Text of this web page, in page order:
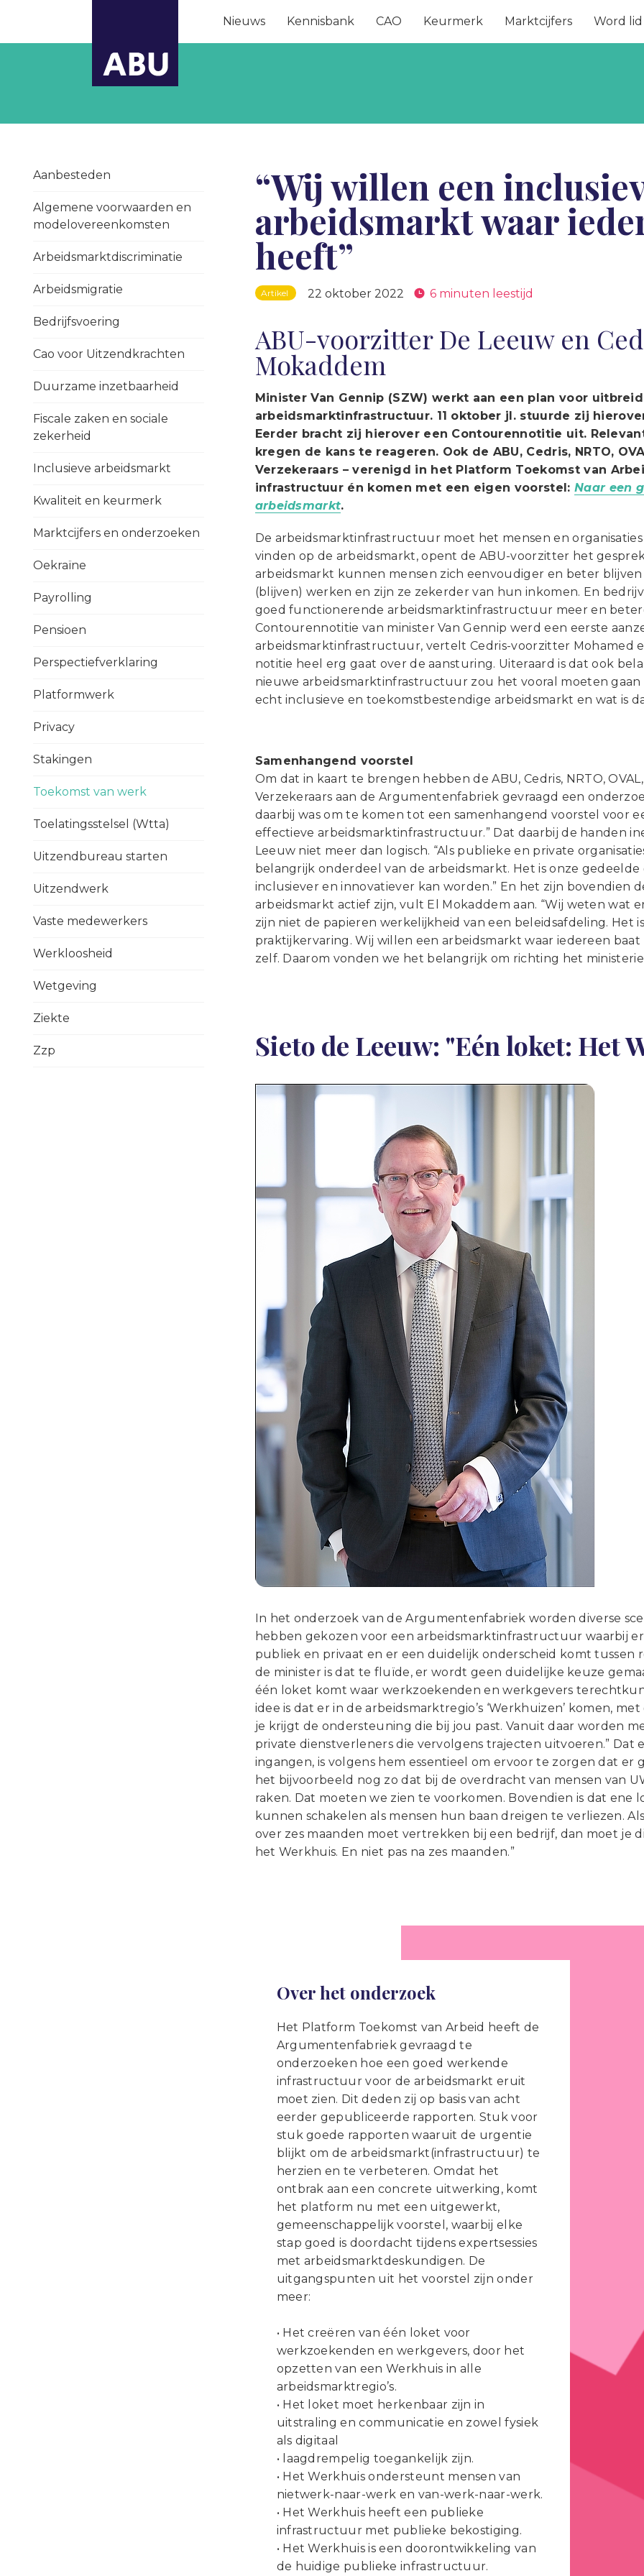
Nieuws Kennisbank CAO Keurmerk Marktcijfers Word lid
Aanbesteden
Algemene voorwaarden en
modelovereenkomsten
Arbeidsmarktdiscriminatie
Arbeidsmigratie
Bedrijfsvoering
Cao voor Uitzendkrachten
Duurzame inzetbaarheid
Fiscale zaken en sociale
zekerheid
Inclusieve arbeidsmarkt
Kwaliteit en keurmerk
Marktcijfers en onderzoeken
Oekraïne
Payrolling
Pensioen
Perspectiefverklaring
Platformwerk
Privacy
Stakingen
Toekomst van werk
Toelatingsstelsel (Wtta)
Uitzendbureau starten
Uitzendwerk
Vaste medewerkers
Werkloosheid
Wetgeving
Ziekte
Zzp
“Wij willen een
arbeidsmarkt waar
heeft”
Artikel 22 oktober 2022 6 minuten leestijd
ABU-voorzitter De Leeuw en
Mokaddem
Minister Van Gennip (SZW) werkt aan een plan voor
arbeidsmarktinfrastructuur. 11 oktober jl. stuurde zij
Eerder bracht zij hierover een Contourennotitie uit.
kregen de kans te reageren. Ook de ABU, Cedris, NRTO,
Verzekeraars – verenigd in het Platform Toekomst van
infrastructuur én komen met een eigen voorstel: Naar een
arbeidsmarkt.
De arbeidsmarktinfrastructuur moet het mensen en
vinden op de arbeidsmarkt, opent de ABU-voorzitter het
arbeidsmarkt kunnen mensen zich eenvoudiger en beter
(blijven) werken en zijn ze zekerder van hun inkomen. En
goed functionerende arbeidsmarktinfrastructuur meer en
Contourennotitie van minister Van Gennip werd een eerste
arbeidsmarktinfrastructuur, vertelt Cedris-voorzitter Mohamed
notitie heel erg gaat over de aansturing. Uiteraard is dat ook
nieuwe arbeidsmarktinfrastructuur zou het vooral moeten
echt inclusieve en toekomstbestendige arbeidsmarkt en wat is
Samenhangend voorstel
Om dat in kaart te brengen hebben de ABU, Cedris, NRTO,
Verzekeraars aan de Argumentenfabriek gevraagd een
daarbij was om te komen tot een samenhangend voorstel voor
effectieve arbeidsmarktinfrastructuur.” Dat daarbij de handen
Leeuw niet meer dan logisch. “Als publieke en private
belangrijk onderdeel van de arbeidsmarkt. Het is onze
inclusiever en innovatiever kan worden.” En het zijn bovendien
arbeidsmarkt actief zijn, vult El Mokaddem aan. “Wij weten wat
zijn niet de papieren werkelijkheid van een beleidsafdeling. Het
praktijkervaring. Wij willen een arbeidsmarkt waar iedereen
zelf. Daarom vonden we het belangrijk om richting het
Sieto de Leeuw: "Eén loket: Het
In het onderzoek van de Argumentenfabriek worden diverse
hebben gekozen voor een arbeidsmarktinfrastructuur waarbij
publiek en privaat en er een duidelijk onderscheid komt tussen
de minister is dat te fluïde, er wordt geen duidelijke keuze
één loket komt waar werkzoekenden en werkgevers
idee is dat er in de arbeidsmarktregio’s ‘Werkhuizen’ komen,
je krijgt de ondersteuning die bij jou past. Vanuit daar worden
private dienstverleners die vervolgens trajecten uitvoeren.” Dat
ingangen, is volgens hem essentieel om ervoor te zorgen dat er
het bijvoorbeeld nog zo dat bij de overdracht van mensen van
raken. Dat moeten we zien te voorkomen. Bovendien is dat ene
kunnen schakelen als mensen hun baan dreigen te verliezen.
over zes maanden moet vertrekken bij een bedrijf, dan moet je
het Werkhuis. En niet pas na zes maanden.”
Over het onderzoek
Het Platform Toekomst van Arbeid heeft de
Argumentenfabriek gevraagd te
onderzoeken hoe een goed werkende
infrastructuur voor de arbeidsmarkt eruit
moet zien. Dit deden zij op basis van acht
eerder gepubliceerde rapporten. Stuk voor
stuk goede rapporten waaruit de urgentie
blijkt om de arbeidsmarkt(infrastructuur) te
herzien en te verbeteren. Omdat het
ontbrak aan een concrete uitwerking, komt
het platform nu met een uitgewerkt,
gemeenschappelijk voorstel, waarbij elke
stap goed is doordacht tijdens expertsessies
met arbeidsmarktdeskundigen. De
uitgangspunten uit het voorstel zijn onder
meer:
• Het creëren van één loket voor
werkzoekenden en werkgevers, door het
opzetten van een Werkhuis in alle
arbeidsmarktregio’s.
• Het loket moet herkenbaar zijn in
uitstraling en communicatie en zowel fysiek
als digitaal
• laagdrempelig toegankelijk zijn.
• Het Werkhuis ondersteunt mensen van
nietwerk-naar-werk en van-werk-naar-werk.
• Het Werkhuis heeft een publieke
infrastructuur met publieke bekostiging.
• Het Werkhuis is een doorontwikkeling van
de huidige publieke infrastructuur.